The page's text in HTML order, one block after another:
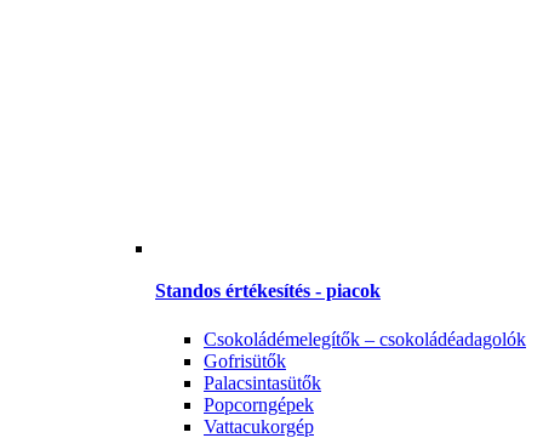
Standos értékesítés - piacok
Csokoládémelegítők – csokoládéadagolók
Gofrisütők
Palacsintasütők
Popcorngépek
Vattacukorgép